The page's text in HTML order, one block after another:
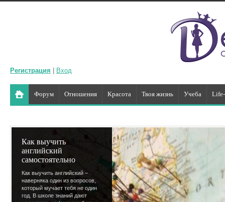
Регистрация Вход
Форум Отношения Красота Твоя жизнь Учеба
Как выучить
английский
самостоятельно
Как выучить английский –
наверняка один из вопросов,
который мучает тебя не один
год. В школе знаний дают